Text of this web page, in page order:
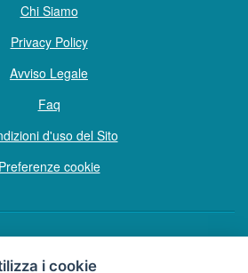
Chi Siamo
Privacy Policy
Avviso Legale
Faq
d'uso del Sito
Preferenze cookie
© Tutti i diritti sono riservati
i cookie